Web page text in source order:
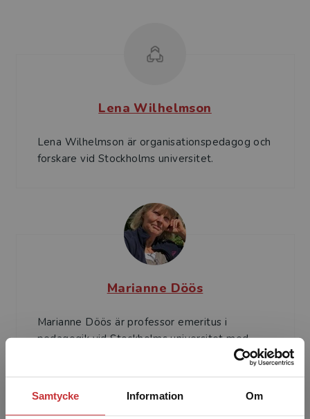
Samtycke Information Om
Lena Wilhelmson
Lena Wilhelmson är organisationspedagog och
forskare vid Stockholms universitet.
Marianne Döös
Marianne Döös är professor emeritus i
pedagogik vid Stockholms universitet med
inriktning på organisationspedagogik. Hennes